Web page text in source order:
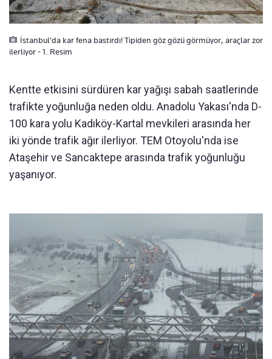
İstanbul'da kar fena bastırdı! Tipiden göz gözü görmüyor, araçlar zor
ilerliyor - 1. Resim
Kentte etkisini sürdüren kar yağışı sabah saatlerinde
trafikte yoğunluğa neden oldu. Anadolu Yakası'nda D-
100 kara yolu Kadıköy-Kartal mevkileri arasında her
iki yönde trafik ağır ilerliyor. TEM Otoyolu'nda ise
Ataşehir ve Sancaktepe arasında trafik yoğunluğu
yaşanıyor.